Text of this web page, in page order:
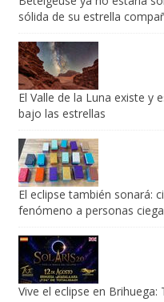
El Valle de la Luna existe y
bajo las estrellas
El eclipse también sonará:
fenómeno a personas ciegas
Vive el eclipse en Brihuega:
para Solaris 2.0